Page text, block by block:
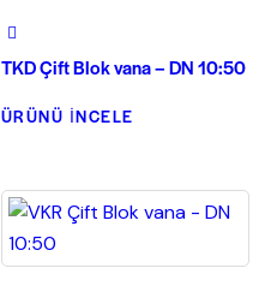
TKD Çift Blok vana – DN 10:50
ÜRÜNÜ İNCELE